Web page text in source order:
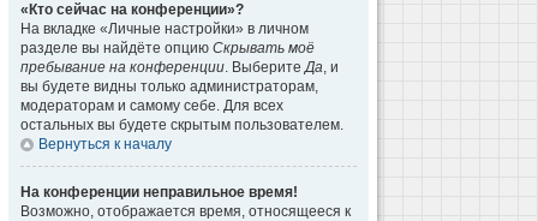
«Кто сейчас на конференции»?
На вкладке «Личные настройки» в личном
разделе вы найдёте опцию Скрывать моё
пребывание на конференции. ВыберитеДа, и
вы будете видны только администраторам,
модераторам и самому себе. Для всех
остальных вы будете скрытым пользователем.
Вернуться к началу
На конференции неправильное время!
Возможно, отображается время, относящееся к